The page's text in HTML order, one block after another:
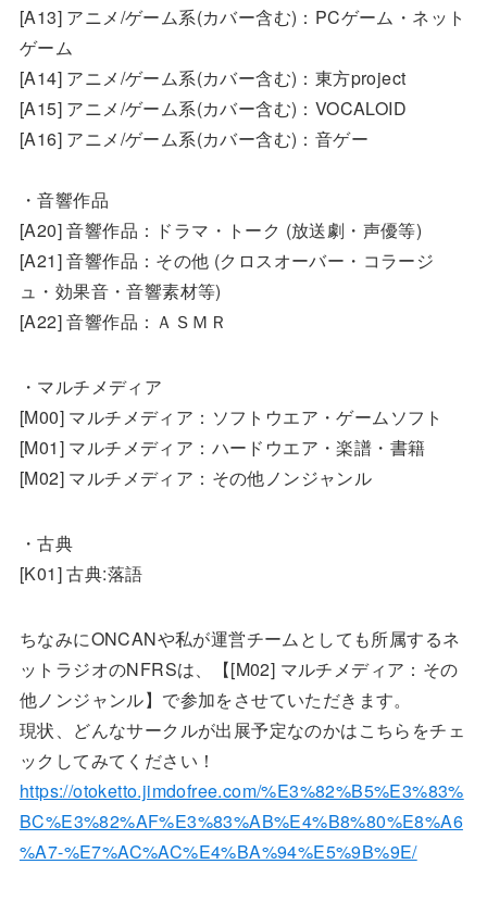
[A13] アニメ/ゲーム系(カバー含む)：PCゲーム・ネット
ゲーム
[A14] アニメ/ゲーム系(カバー含む)：東方project
[A15] アニメ/ゲーム系(カバー含む)：VOCALOID
[A16] アニメ/ゲーム系(カバー含む)：音ゲー
・音響作品
[A20] 音響作品：ドラマ・トーク (放送劇・声優等)
[A21] 音響作品：その他 (クロスオーバー・コラージ
ュ・効果音・音響素材等)
[A22] 音響作品：ＡＳＭＲ
・マルチメディア
[M00] マルチメディア：ソフトウエア・ゲームソフト
[M01] マルチメディア：ハードウエア・楽譜・書籍
[M02] マルチメディア：その他ノンジャンル
・古典
[K01] 古典:落語
ちなみにONCANや私が運営チームとしても所属するネ
ットラジオのNFRSは、【[M02] マルチメディア：その
他ノンジャンル】で参加をさせていただきます。
現状、どんなサークルが出展予定なのかはこちらをチェ
ックしてみてください！
https://otoketto.jimdofree.com/%E3%82%B5%E3%83%
BC%E3%82%AF%E3%83%AB%E4%B8%80%E8%A6
%A7-%E7%AC%AC%E4%BA%94%E5%9B%9E/